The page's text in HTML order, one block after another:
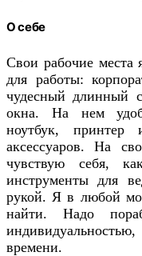
О себе
Свои рабочие места
для работы:
чудесный длинный
окна. На нем
ноутбук,
аксессуаров. На
чувствую себя,
инструменты для
рукой. Я в любой
найти. Надо
времени.